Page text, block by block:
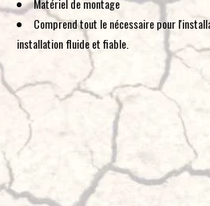
Matériel de montage
Comprend tout le nécessaire pour
installation fluide et fiable.